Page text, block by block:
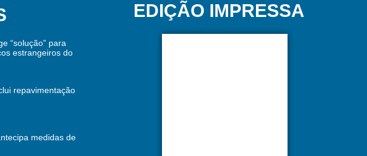
“solução” para
estrangeiros do
repavimentação
medidas de
EDIÇÃO IMPRESSA